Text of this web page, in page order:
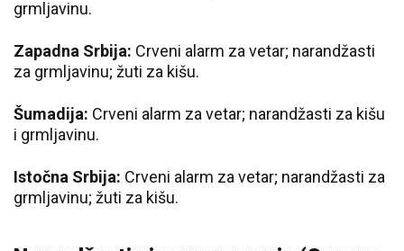
grmljavinu.
Zapadna Srbija: Crveni alarm za vetar; narandžasti
za grmljavinu; žuti za kišu.
Šumadija: Crveni alarm za vetar; narandžasti za kišu
i grmljavinu.
Istočna Srbija: Crveni alarm za vetar; narandžasti za
grmljavinu; žuti za kišu.